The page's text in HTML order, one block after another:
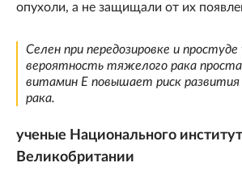
опухоли, а не защищали от их
Селен при передозировке и
вероятность тяжелого рака
витамин Е повышает риск развития
рака.
ученые Национального
Великобритании